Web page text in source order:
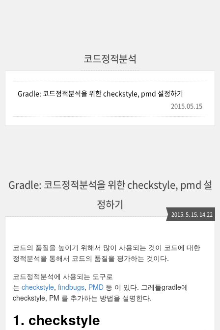
코드정적분석
Gradle: 코드정적분석을 위한 checkstyle, pmd 설정하기
2015.05.15
Gradle: 코드정적분석을 위한 checkstyle, pmd 설
정하기
2015. 5. 15. 14:22
코드의 품질을 높이기 위해서 많이 사용되는 것이 코드에 대한
정적분석을 통해서 코드의 품질을 평가하는 것이다.
코드정적분석에 사용되는 도구로
는 checkstyle, findbugs, PMD 등 이 있다. 그레들gradle에
checkstyle, PM 를 추가하는 방법을 설명한다.
1. checkstyle